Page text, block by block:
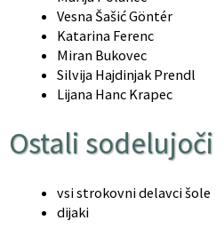
Vesna Šašić Göntér
Katarina Ferenc
Miran Bukovec
Silvija Hajdinjak Prendl
Lijana Hanc Krapec
Ostali sodelujoči
vsi strokovni delavci šole
dijaki